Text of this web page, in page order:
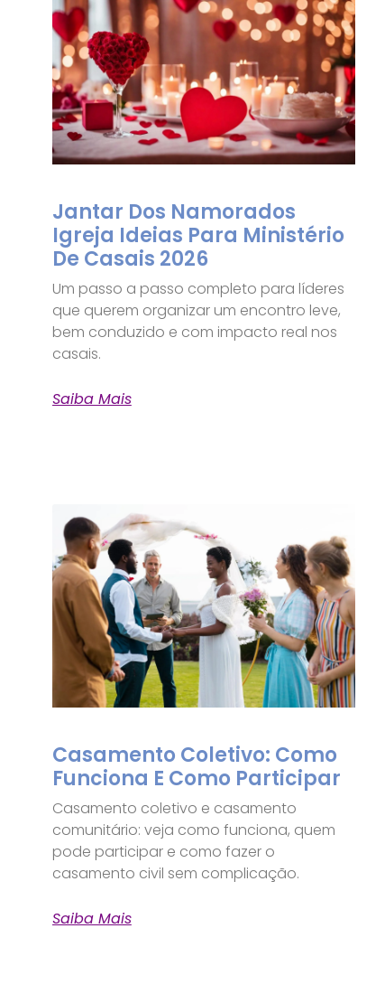
Jantar Dos Namorados
Igreja Ideias Para Ministério
De Casais 2026
Um passo a passo completo para líderes
que querem organizar um encontro leve,
bem conduzido e com impacto real nos
casais.
Saiba Mais
Casamento Coletivo: Como
Funciona E Como Participar
Casamento coletivo e casamento
comunitário: veja como funciona, quem
pode participar e como fazer o
casamento civil sem complicação.
Saiba Mais